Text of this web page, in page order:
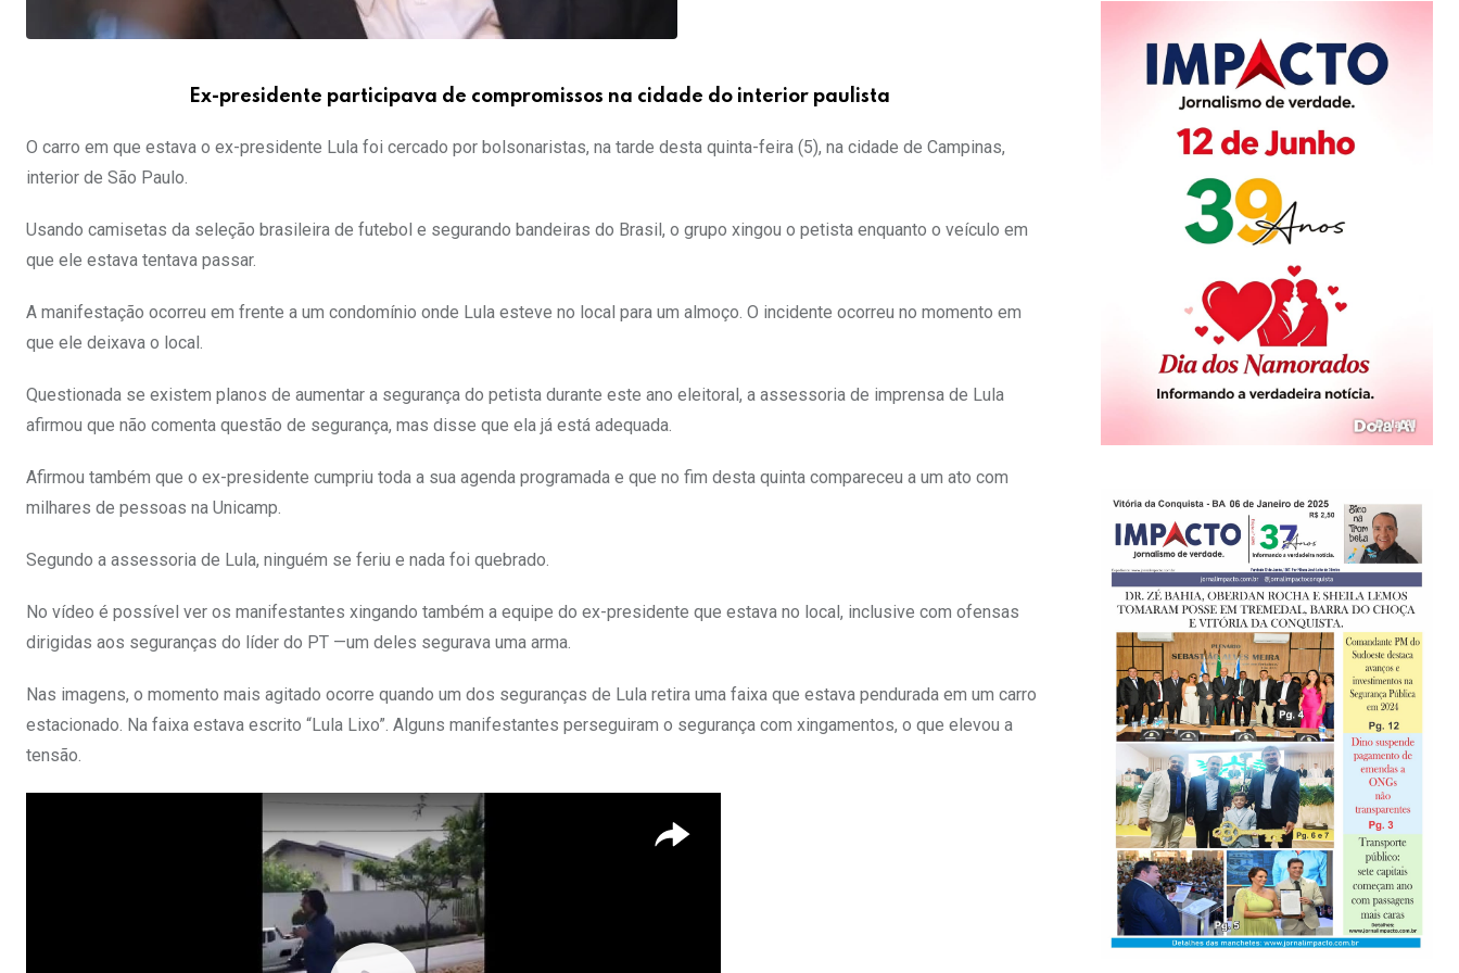
Ex-presidente participava de compromissos na cidade do interior paulista
O carro em que estava o ex-presidente Lula foi cercado por bolsonaristas, na tarde desta quinta-feira (5), na cidade de Campinas,
interior de São Paulo.
Usando camisetas da seleção brasileira de futebol e segurando bandeiras do Brasil, o grupo xingou o petista enquanto o veículo em
que ele estava tentava passar.
A manifestação ocorreu em frente a um condomínio onde Lula esteve no local para um almoço. O incidente ocorreu no momento em
que ele deixava o local.
Questionada se existem planos de aumentar a segurança do petista durante este ano eleitoral, a assessoria de imprensa de Lula
afirmou que não comenta questão de segurança, mas disse que ela já está adequada.
Afirmou também que o ex-presidente cumpriu toda a sua agenda programada e que no fim desta quinta compareceu a um ato com
milhares de pessoas na Unicamp.
Segundo a assessoria de Lula, ninguém se feriu e nada foi quebrado.
No vídeo é possível ver os manifestantes xingando também a equipe do ex-presidente que estava no local, inclusive com ofensas
dirigidas aos seguranças do líder do PT —um deles segurava uma arma.
Nas imagens, o momento mais agitado ocorre quando um dos seguranças de Lula retira uma faixa que estava pendurada em um carro
estacionado. Na faixa estava escrito “Lula Lixo”. Alguns manifestantes perseguiram o segurança com xingamentos, o que elevou a
tensão.